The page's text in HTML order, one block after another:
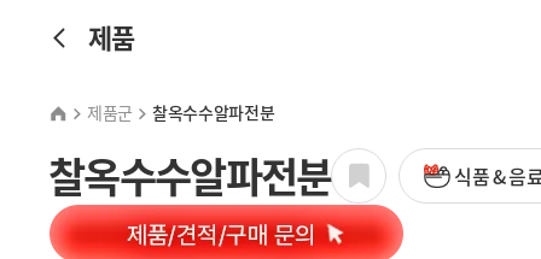
제품
제품군 찰옥수수알파전분
찰옥수수알파전분 식품 & 음